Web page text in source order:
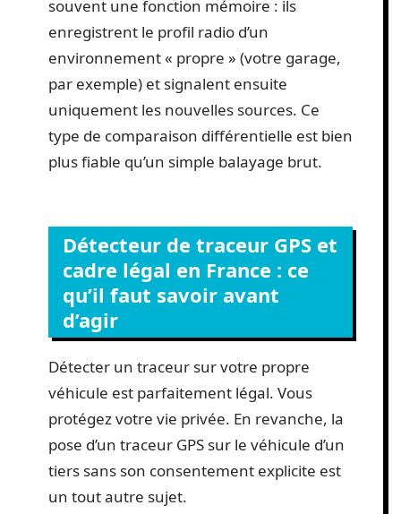
souvent une fonction mémoire : ils
enregistrent le profil radio d’un
environnement « propre » (votre garage,
par exemple) et signalent ensuite
uniquement les nouvelles sources. Ce
type de comparaison différentielle est bien
plus fiable qu’un simple balayage brut.
Détecteur de traceur GPS et
cadre légal en France : ce
qu’il faut savoir avant
d’agir
Détecter un traceur sur votre propre
véhicule est parfaitement légal. Vous
protégez votre vie privée. En revanche, la
pose d’un traceur GPS sur le véhicule d’un
tiers sans son consentement explicite est
un tout autre sujet.